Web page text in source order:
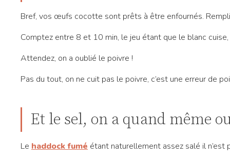
Bref, vos œufs cocotte sont prêts à être enfournés.
Comptez entre 8 et 10 min, le jeu étant que le blanc
Attendez, on a oublié le poivre !
Pas du tout, on ne cuit pas le poivre, c’est une erreur de
Et le sel, on a quand même
Le haddock fumé étant naturellement assez salé il